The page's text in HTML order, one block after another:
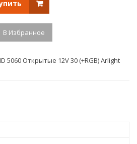
max min: 30 W; max: 36 W
В Избранное
5060 Открытые 12V 30 (+RGB) Arlight